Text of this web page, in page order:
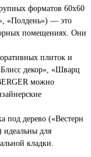
форматов 60x60
«Полдень») — это
помещениях. Они
плиток и
декор», «Шварц
можно
под дерево («Вестерн
для
кладки.